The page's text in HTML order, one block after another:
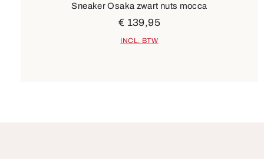
Sneaker Osaka zwart nuts mocca
€ 139,95
INCL. BTW